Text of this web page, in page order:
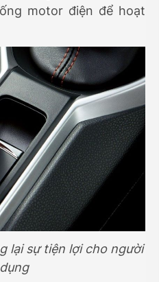
motor điện để hoạt
lại sự tiện lợi cho người